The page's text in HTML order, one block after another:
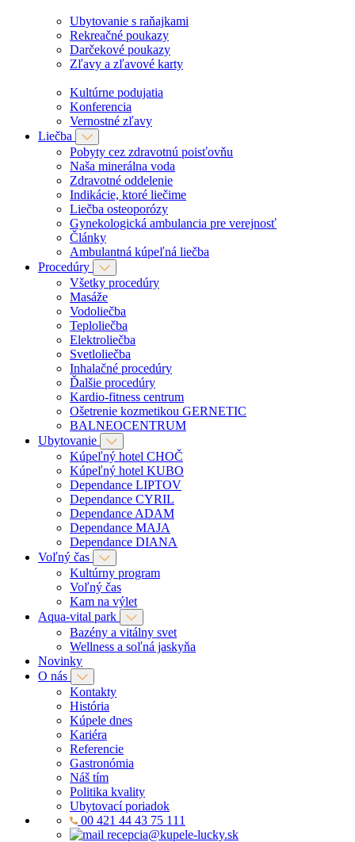
Ubytovanie s raňajkami
Rekreačné poukazy
Darčekové poukazy
Zľavy a zľavové karty
Kultúrne podujatia
Konferencia
Vernostné zľavy
Liečba
Pobyty cez zdravotnú poisťovňu
Naša minerálna voda
Zdravotné oddelenie
Indikácie, ktoré liečime
Liečba osteoporózy
Gynekologická ambulancia pre verejnosť
Články
Ambulantná kúpeľná liečba
Procedúry
Všetky procedúry
Masáže
Vodoliečba
Teploliečba
Elektroliečba
Svetloliečba
Inhalačné procedúry
Ďalšie procedúry
Kardio-fitness centrum
Ošetrenie kozmetikou GERNETIC
BALNEOCENTRUM
Ubytovanie
Kúpeľný hotel CHOČ
Kúpeľný hotel KUBO
Dependance LIPTOV
Dependance CYRIL
Dependance ADAM
Dependance MAJA
Dependance DIANA
Voľný čas
Kultúrny program
Voľný čas
Kam na výlet
Aqua-vital park
Bazény a vitálny svet
Wellness a soľná jaskyňa
Novinky
O nás
Kontakty
História
Kúpele dnes
Kariéra
Referencie
Gastronómia
Náš tím
Politika kvality
Ubytovací poriadok
00 421 44 43 75 111
recepcia@kupele-lucky.sk